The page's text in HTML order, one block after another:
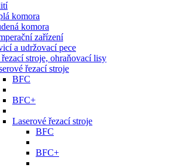
komora
komora
zařízení
a udržovací pece
stroje, ohraňovací lisy
řezací stroje
BFC
BFC+
Laserové řezací stroje
BFC
BFC+